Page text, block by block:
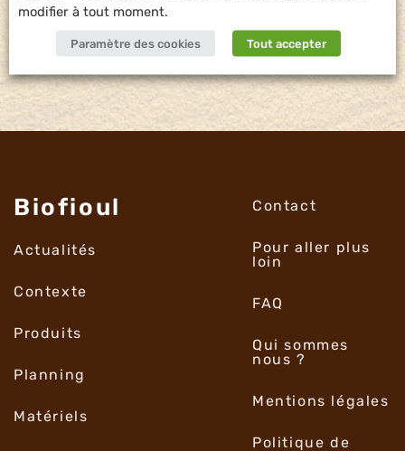
Biofioul
Actualités
Contexte
Produits
Planning
Matériels
Contact
Pour aller plus
loin
FAQ
Qui sommes
nous ?
Mentions légales
Politique de
modifier à tout moment.
Paramètre des cookies Tout accepter